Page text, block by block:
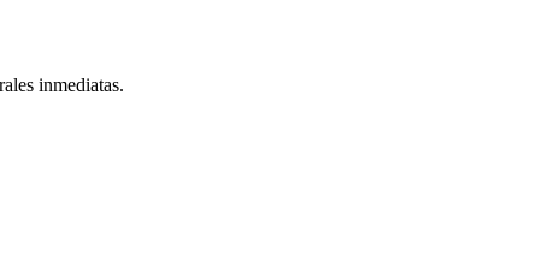
inmediatas.